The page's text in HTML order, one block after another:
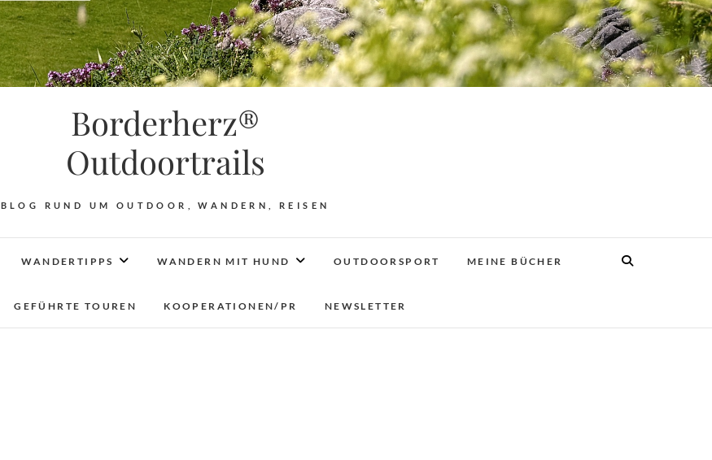
Borderherz®
Outdoortrails
BLOG RUND UM OUTDOOR, WANDERN, REISEN
WANDERTIPPS WANDERN MIT HUND OUTDOORSPORT MEINE BÜCHER
GEFÜHRTE TOUREN KOOPERATIONEN/PR NEWSLETTER